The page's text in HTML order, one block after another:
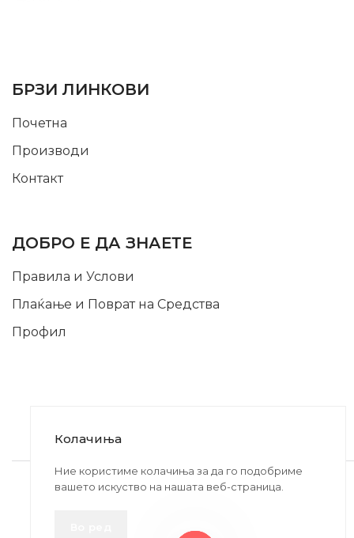
БРЗИ ЛИНКОВИ
Почетна
Производи
Контакт
ДОБРО Е ДА ЗНАЕТЕ
Правила и Услови
Плаќање и Поврат на Средства
Профил
2020-2024 © MB DISKONT. Изработено од
БРАМИТ ДООЕЛ
Колачиња
Ние користиме колачиња за да го подобриме
вашето искуство на нашата веб-страница.